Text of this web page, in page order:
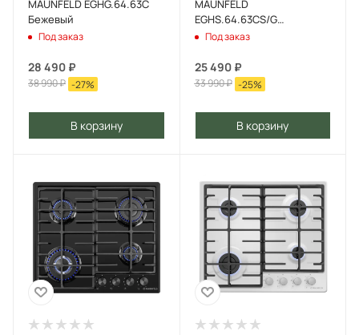
MAUNFELD EGHG.64.63C
Бежевый
Под заказ
28 490 ₽
38 990₽ -27%
В корзину
MAUNFELD
EGHS.64.63CS/G
Нержавеющая сталь
Под заказ
25 490₽
33 990₽ -25%
В корзину